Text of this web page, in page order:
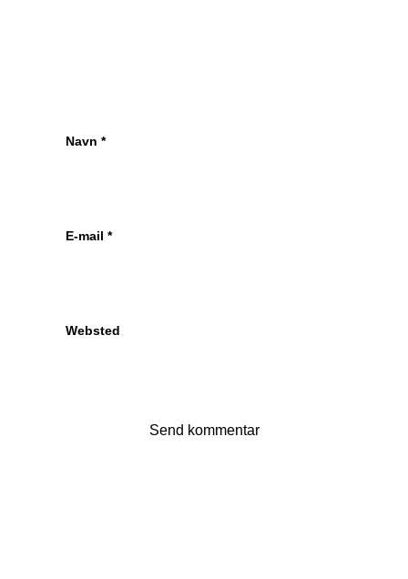
Navn *
E-mail *
Websted